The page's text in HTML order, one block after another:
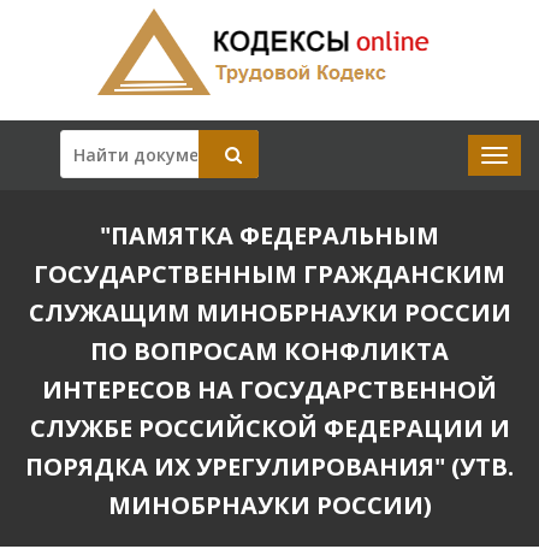
"ПАМЯТКА ФЕДЕРАЛЬНЫМ
ГОСУДАРСТВЕННЫМ ГРАЖДАНСКИМ
СЛУЖАЩИМ МИНОБРНАУКИ РОССИИ
ПО ВОПРОСАМ КОНФЛИКТА
ИНТЕРЕСОВ НА ГОСУДАРСТВЕННОЙ
СЛУЖБЕ РОССИЙСКОЙ ФЕДЕРАЦИИ И
ПОРЯДКА ИХ УРЕГУЛИРОВАНИЯ" (УТВ.
МИНОБРНАУКИ РОССИИ)